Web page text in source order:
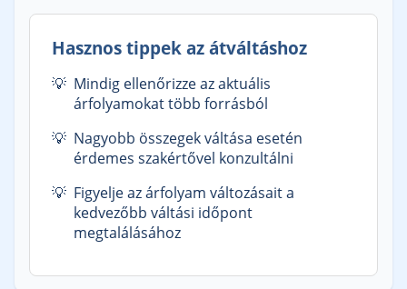
Hasznos tippek az átváltáshoz
Mindig ellenőrizze az aktuális
árfolyamokat több forrásból
Nagyobb összegek váltása esetén
érdemes szakértővel konzultálni
Figyelje az árfolyam változásait a
kedvezőbb váltási időpont
megtalálásához